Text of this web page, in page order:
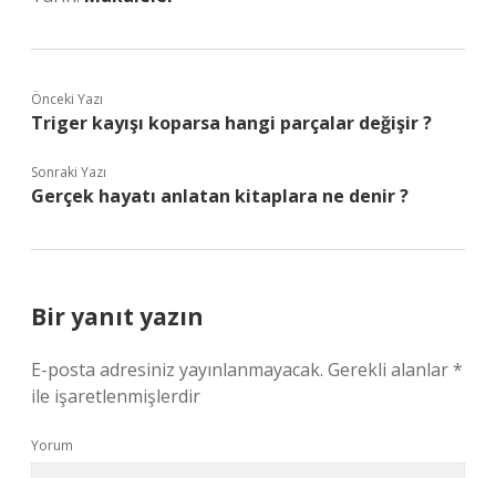
Önceki Yazı
Triger kayışı koparsa hangi parçalar değişir ?
Sonraki Yazı
Gerçek hayatı anlatan kitaplara ne denir ?
Bir yanıt yazın
E-posta adresiniz yayınlanmayacak. Gerekli alanlar*
ile işaretlenmişlerdir
Yorum